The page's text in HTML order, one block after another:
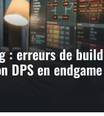
: erreurs de build
DPS en endgame